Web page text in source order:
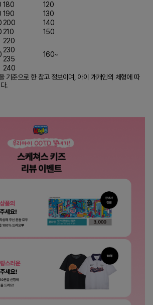
180
120
190
130
200
140
210
150
220
160~
230
235
240
기준으로 한 참고 정보이며, 아이 개개인의 체형에 따
.